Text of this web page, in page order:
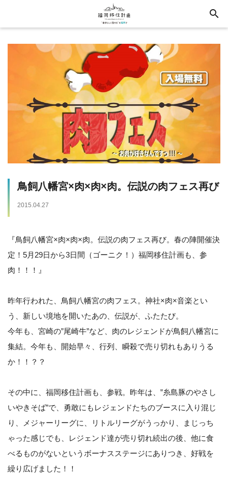
search
鳥飼八幡宮×肉×肉×肉。伝説の肉フェス再び
2015.04.27
『鳥飼八幡宮×肉×肉×肉。伝説の肉フェス再び。春の陣開催決
定！5月29日から3日間（ゴーニク！）福岡移住計画も、参
肉！！！』
昨年行われた、鳥飼八幡宮の肉フェス。神社×肉×音楽とい
う、新しい境地を開いたあの、伝説が、ふたたび。
今年も、宮崎の”尾崎牛”など、肉のレジェンドが鳥飼八幡宮に
集結。今年も、開始早々、行列、瞬殺で売り切れもありうる
か！！？？
その中に、福岡移住計画も、参戦。昨年は、”糸島豚のやさし
いやきそば”で、勇敢にもレジェンドたちのブースに入り混じ
り、メジャーリーグに、リトルリーグがうっかり、まじっち
ゃった感じでも、レジェンド達が売り切れ続出の後、他に食
べるものがないというボーナスステージにありつき、好戦を
繰り広げました！！